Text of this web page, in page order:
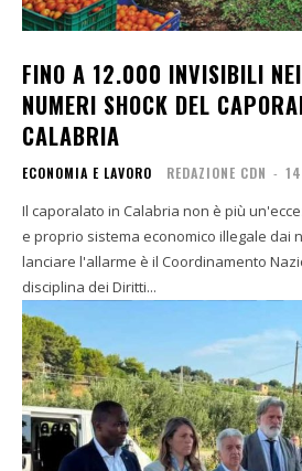
FINO A 12.000 INVISIBILI
NUMERI SHOCK DEL
CALABRIA
ECONOMIA E LAVORO REDAZIONE CDN -
Il caporalato in Calabria non è più
e proprio sistema economico illegale dai
lanciare l'allarme è il Coordinamento
disciplina dei Diritti...